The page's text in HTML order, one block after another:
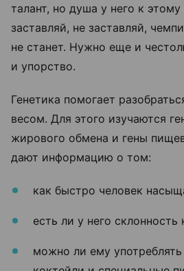
талант, но душа у него к этому
заставляй, не заставляй,
не станет. Нужно еще и
и упорство.
Генетика помогает
весом. Для этого изучаются
жирового обмена и гены
дают информацию о том:
как быстро человек
есть ли у него
можно ли ему